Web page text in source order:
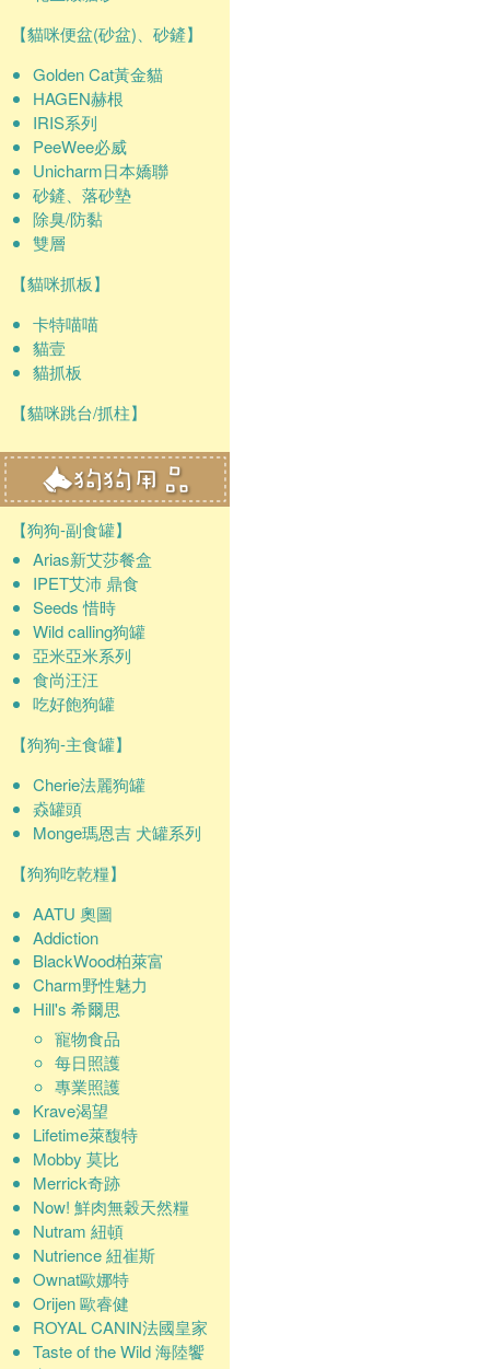
【貓咪便盆(砂盆)、砂鏟】
Golden Cat黃金貓
HAGEN赫根
IRIS系列
PeeWee必威
Unicharm日本嬌聯
砂鏟、落砂墊
除臭/防黏
雙層
【貓咪抓板】
卡特喵喵
貓壹
貓抓板
【貓咪跳台/抓柱】
【狗狗-副食罐】
Arias新艾莎餐盒
IPET艾沛 鼎食
Seeds 惜時
Wild calling狗罐
亞米亞米系列
食尚汪汪
吃好飽狗罐
【狗狗-主食罐】
Cherie法麗狗罐
猋罐頭
Monge瑪恩吉 犬罐系列
【狗狗吃乾糧】
AATU 奧圖
Addiction
BlackWood柏萊富
Charm野性魅力
Hill's 希爾思
寵物食品
每日照護
專業照護
Krave渴望
Lifetime萊馥特
Mobby 莫比
Merrick奇跡
Now! 鮮肉無穀天然糧
Nutram 紐頓
Nutrience 紐崔斯
Ownat歐娜特
Orijen 歐睿健
ROYAL CANIN法國皇家
Taste of the Wild 海陸饗